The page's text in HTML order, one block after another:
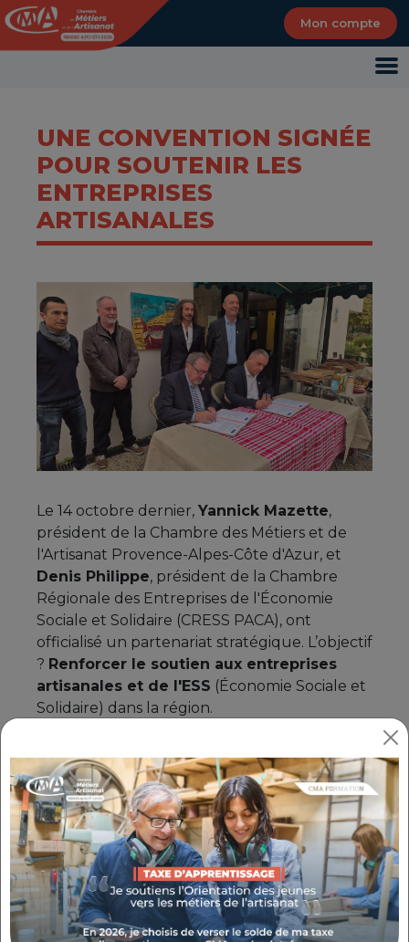
Mon compte
UNE CONVENTION SIGNÉE
POUR SOUTENIR LES
ENTREPRISES
ARTISANALES
Le 14 octobre dernier, Yannick Mazette,
président de la Chambre des Métiers et de
l'Artisanat Provence-Alpes-Côte d'Azur, et
Denis Philippe, président de la Chambre
Régionale des Entreprises de l'Économie
Sociale et Solidaire (CRESS PACA), ont
officialisé un partenariat stratégique. L’objectif
? Renforcer le soutien aux entreprises
artisanales et de l'ESS (Économie Sociale et
Solidaire) dans la région.
UN PROJET SOUTENU PAR LE
GOUVERNEMENT
Ce projet ambitieux, élaboré depuis plusieurs
mois, avait déjà reçu l'appui d'Olivia
Grégoire, ancienne ministre de l'Économie
sociale et solidaire. Aujourd’hui, il se
concrétise autour de trois axes majeurs qui
visent àfavoriser le développement
Panneau de gestion des cookies